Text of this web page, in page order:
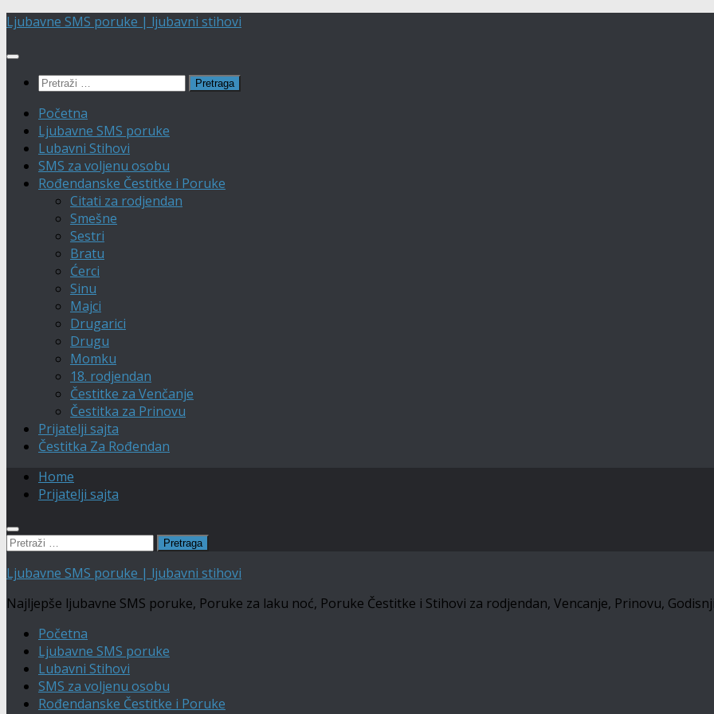
Skip
content
Ljubavne SMS poruke | ljubavni stihovi
Pretraga:
Početna
Ljubavne SMS poruke
Lubavni Stihovi
SMS za voljenu osobu
Rođendanske Čestitke i Poruke
Citati za rodjendan
Smešne
Sestri
Bratu
Ćerci
Sinu
Majci
Drugarici
Drugu
Momku
18. rodjendan
Čestitke za Venčanje
Čestitka za Prinovu
Prijatelji sajta
Čestitka Za Rođendan
Home
Prijatelji sajta
Pretraga:
Ljubavne SMS poruke | ljubavni stihovi
Najljepše ljubavne SMS poruke, Poruke za laku noć, Poruke Čestitke i Stihovi za rodjendan, Vencanje, Prinovu,
Početna
Ljubavne SMS poruke
Lubavni Stihovi
SMS za voljenu osobu
Rođendanske Čestitke i Poruke